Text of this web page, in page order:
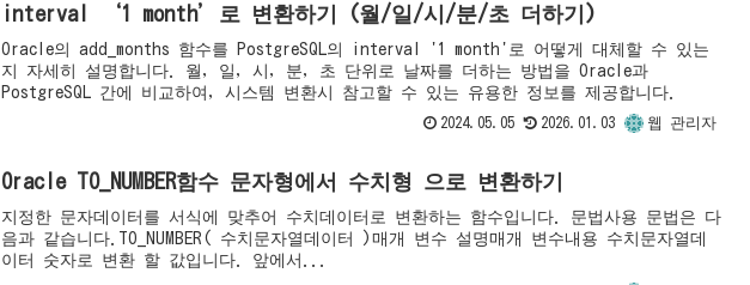
interval ‘1 month’로 변환하기 (월/일/시/분/초 더하기)
Oracle의 add_months 함수를 PostgreSQL의 interval '1 month'로 어떻게 대체할 수 있는
지 자세히 설명합니다. 월, 일, 시, 분, 초 단위로 날짜를 더하는 방법을 Oracle과
PostgreSQL 간에 비교하여, 시스템 변환시 참고할 수 있는 유용한 정보를 제공합니다.
2024.05.05 2026.01.03 웹 관리자
Oracle TO_NUMBER함수 문자형에서 수치형 으로 변환하기
지정한 문자데이터를 서식에 맞추어 수치데이터로 변환하는 함수입니다. 문법사용 문법은 다
음과 같습니다.TO_NUMBER( 수치문자열데이터 )매개 변수 설명매개 변수내용 수치문자열데
이터 숫자로 변환 할 값입니다. 앞에서...